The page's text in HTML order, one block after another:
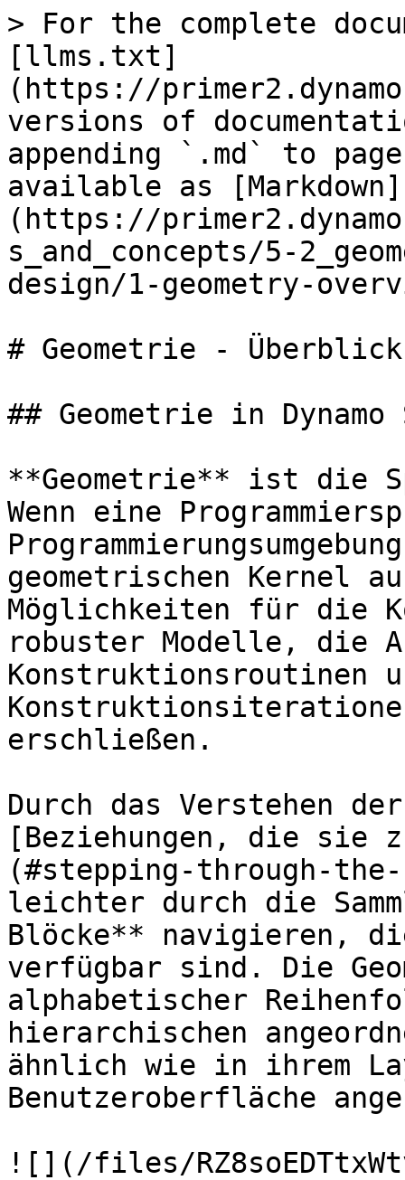
> For the complete
[llms.txt]
(https://
versions of
appending `.md` to
available as [Markdown]
(https://
s_and_concepts/5-
design/1-geometry-
# Geometrie - Überblick
## Geometrie in Dynamo
**Geometrie** ist die
Wenn eine
geometrischen Kernel
Möglichkeiten für die
robuster Modelle, die
Konstruktionsroutinen
erschließen.
Durch das Verstehen
[Beziehungen, die sie
(#stepping-through-
leichter durch die
Blöcke** navigieren,
verfügbar sind. Die
alphabetischer
hierarchischen
ähnlich wie in ihrem
Benutzeroberfläche
![](/files/